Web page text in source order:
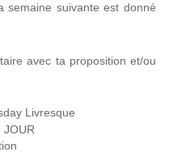
suivante est donné
avec ta proposition et/ou
JOUR